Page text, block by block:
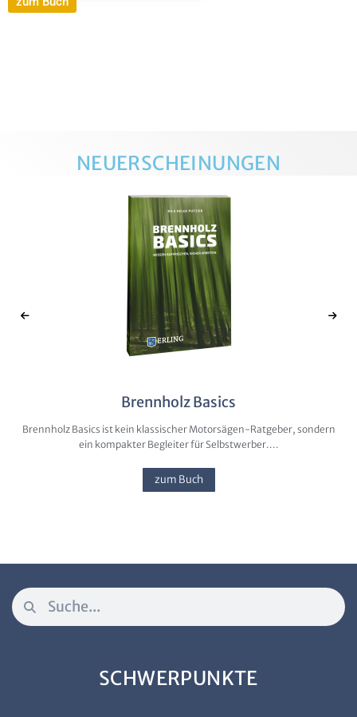
NEUERSCHEINUNGEN
Brennholz Basics
Brennholz Basics ist kein klassischer Motorsägen-Ratgeber, sondern
ein kompakter Begleiter für Selbstwerber....
zum Buch
SCHWERPUNKTE